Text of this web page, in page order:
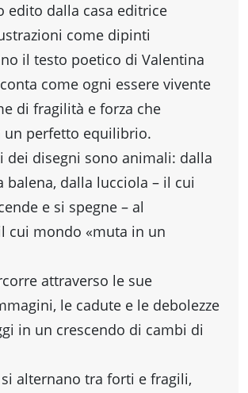
edito dalla casa editrice
come dipinti
il testo poetico di Valentina
come ogni essere vivente
di fragilità e forza che
un perfetto equilibrio.
dei disegni sono animali: dalla
balena, dalla lucciola – il cui
e si spegne – al
cui mondo «muta in un
attraverso le sue
le cadute e le debolezze
in un crescendo di cambi di
alternano tra forti e fragili,